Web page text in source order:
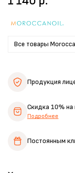
Все товары
Продукция
Скидка 10% на
Подробнее
Постоянным